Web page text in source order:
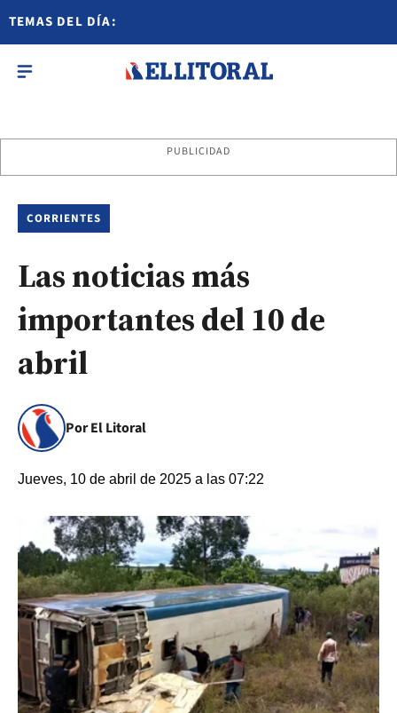
TEMAS DEL DÍA:
PUBLICIDAD
CORRIENTES
Las noticias más
importantes del 10 de
abril
Por El Litoral
Jueves, 10 de abril de 2025 a las 07:22